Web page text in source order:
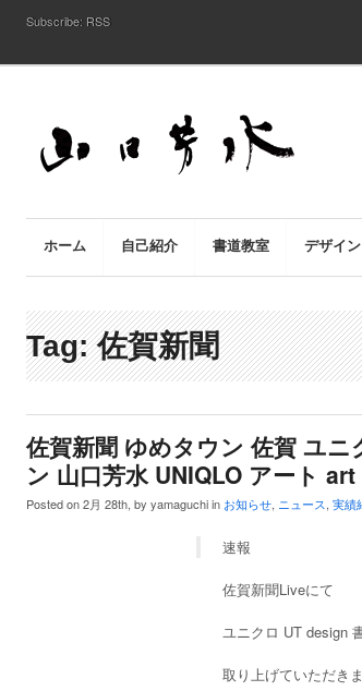
Subscribe: RSS
ホーム 自己紹介 書道教室 デザイン
Tag: 佐賀新聞
佐賀新聞 ゆめタウン 佐賀 ユ
ン 山口芳水 UNIQLO アート art
Posted on 2月 28th, by yamaguchi in お知らせ, ニュース, 実績
速報
佐賀新聞Liveにて
ユニクロ UT design
取り上げていただき